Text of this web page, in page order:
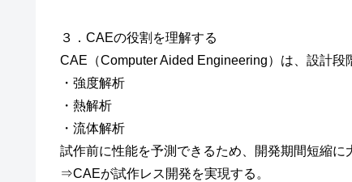
３．CAEの役割を理解する
CAE（Computer Aided Engineering）は、設計段
・強度解析
・熱解析
・流体解析
試作前に性能を予測できるため、開発期間短縮に
⇒CAEが試作レス開発を実現する。